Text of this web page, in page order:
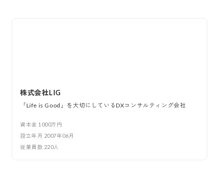
株式会社LIG
「Life is Good」を大切にしているDXコンサルティング会社
資本金 1000万円
設立年月 2007年06月
従業員数 220人